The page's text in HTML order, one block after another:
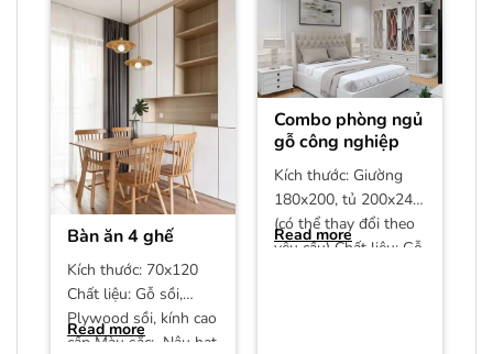
Bàn ăn 4 ghế
Kích thước: 70x120
Chất liệu: Gỗ sồi,
Plywood sồi, kính cao
cấp Màu sắc: Nâu hạt
Read more
Combo phòng ngủ
gỗ công nghiệp
Kích thước: Giường
180x200, tủ 200x240
(có thể thay đổi theo
yêu cầu) Chất liệu: Gỗ
Read more